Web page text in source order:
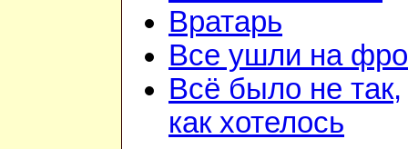
Вратарь
Все ушли на
Всё было не так,
как хотелось